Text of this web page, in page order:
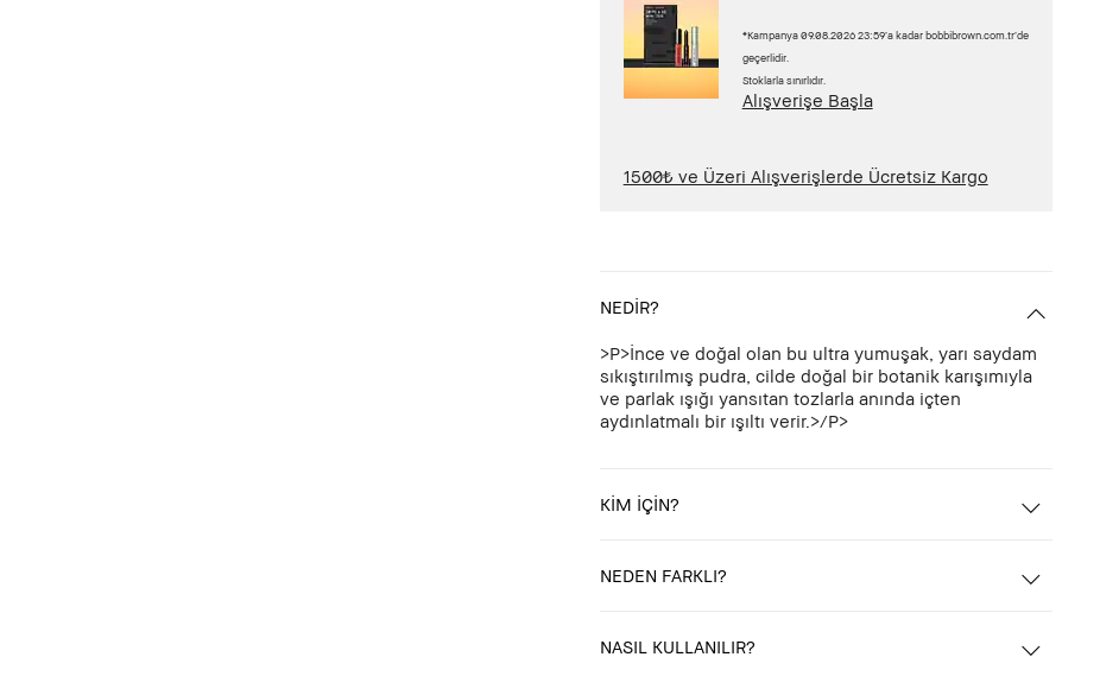
*Kampanya 09.08.2026 23:59’a kadar bobbibrown.com.tr’de
geçerlidir.
Stoklarla sınırlıdır.
Alışverişe Başla
1500₺ ve Üzeri Alışverişlerde Ücretsiz Kargo
NEDİR?
>P>İnce ve doğal olan bu ultra yumuşak, yarı saydam
sıkıştırılmış pudra, cilde doğal bir botanik karışımıyla
ve parlak ışığı yansıtan tozlarla anında içten
aydınlatmalı bir ışıltı verir.>/P>
KİM İÇİN?
NEDEN FARKLI?
NASIL KULLANILIR?